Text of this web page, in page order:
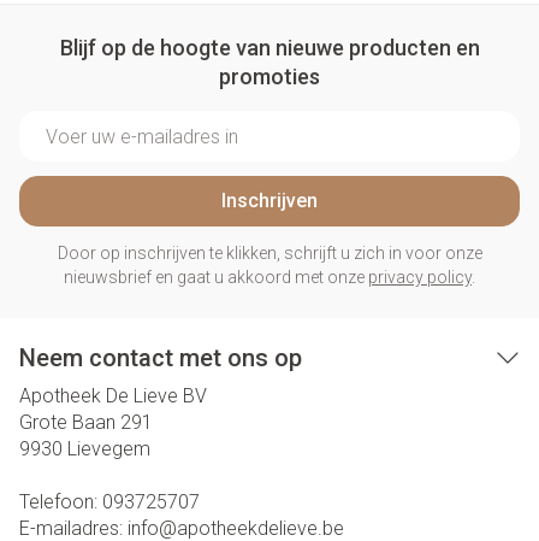
Blijf op de hoogte van nieuwe producten en
promoties
Inschrijven
Door op inschrijven te klikken, schrijft u zich in voor onze
nieuwsbrief en gaat u akkoord met onze privacy policy.
Neem contact met ons op
Apotheek De Lieve BV
Grote Baan 291
9930 Lievegem
Telefoon: 093725707
E-mailadres: info@apotheekdelieve.be